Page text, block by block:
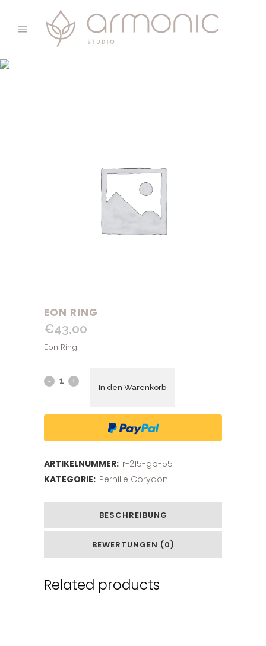
EON RING
€43,00
Eon Ring
In den Warenkorb
ARTIKELNUMMER: r-215-gp-55
KATEGORIE: Pernille Corydon
BESCHREIBUNG
BEWERTUNGEN (0)
Related products